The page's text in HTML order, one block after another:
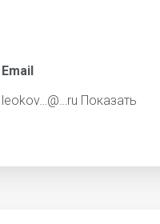
Email
leokov…@…ru Показать